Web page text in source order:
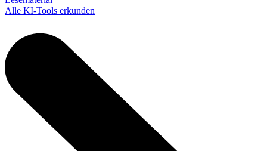
Alle KI-Tools erkunden